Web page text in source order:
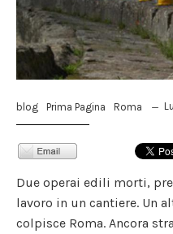
blog Prima Pagina Roma
Due operai edili morti,
lavoro in un cantiere. Un
colpisce Roma. Ancora